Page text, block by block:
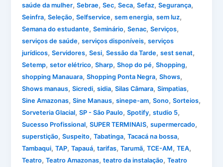
saúde da mulher,Sebrae,Sec,Seca,Sefaz,Segurança,
Seinfra,Seleção,Selfservice,sem energia,sem luz,
Semana do estudante,Seminário,Senac,Serviços,
serviços de saúde,serviços disponíveis,serviços
jurídicos,Servidores,Sesi,Sessão da Tarde,sest senat,
Setemp,setor elétrico,Sharp,Shop do pé,Shopping,
shopping Manauara,Shopping Ponta Negra,Shows,
Shows manaus,Sicredi,sidia,Silas Câmara,Simpatias,
Sine Amazonas,Sine Manaus,sinepe-am,Sono,Sorteios,
Sorveteria Glacial,SP - São Paulo,Spotify,studio 5,
Sucesso Profissional,SUPER TERMINAIS,supermercado,
superstição,Suspeito,Tabatinga,Tacacá na bossa,
Tambaqui,TAP,Tapauá,tarifas,Tarumã,TCE-AM,TEA,
Teatro,Teatro Amazonas,teatro da instalação,Teatro